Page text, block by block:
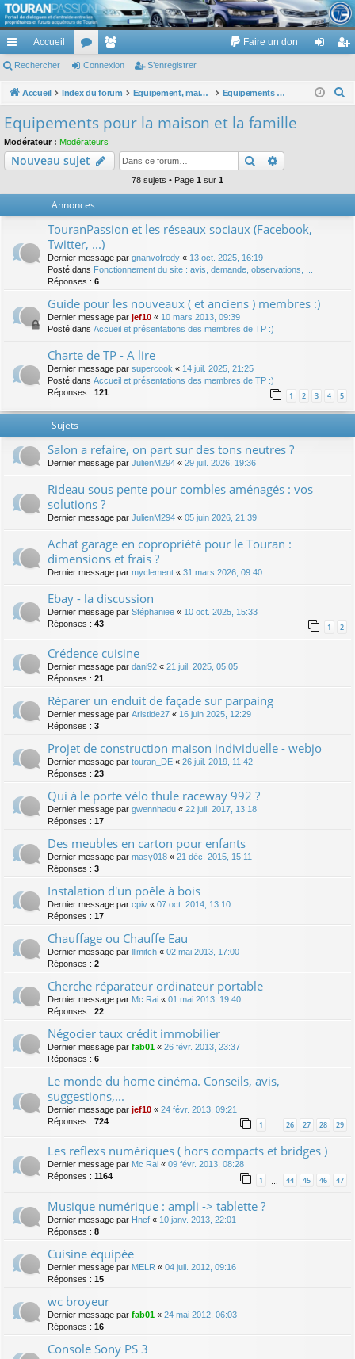
TouranPassion
Le forum des propriétaires ou futurs acquéreurs du Volkswagen Touran
cc
ès
pi
de
Accueil
or
u
e
m
Faire un don
ne nr
Rechercher Connexion S’enregistrer
Accueil Index du forum Equipement, maison, famille, passion, hobby, détente, ... Equipements pour la maison et la famille
c
Equipements pour la maison et la famille
Modérateur : Modérateurs
Nouveau sujet Rechercher
78 sujets • Page 1 sur 1
Annonces
TouranPassion et les réseaux sociaux (Facebook,
Twitter, ...)
Dernier message par gnanvofredy « 13 oct. 2025, 16:19
Posté dans Fonctionnement du site : avis, demande, observations, ...
Réponses : 6
Guide pour les nouveaux ( et anciens ) membres :)
Dernier message par jef10 « 10 mars 2013, 09:39
Posté dans Accueil et présentations des membres de TP :)
Charte de TP - A lire
Dernier message par supercook « 14 juil. 2025, 21:25
Posté dans Accueil et présentations des membres de TP :)
Réponses : 121 1 2 3 4 5
Sujets
Salon a refaire, on part sur des tons neutres ?
Dernier message par JulienM294 « 29 juil. 2026, 19:36
Rideau sous pente pour combles aménagés : vos
solutions ?
Dernier message par JulienM294 « 05 juin 2026, 21:39
Achat garage en copropriété pour le Touran :
dimensions et frais ?
Dernier message par myclement « 31 mars 2026, 09:40
Ebay - la discussion
Dernier message par Stéphaniee « 10 oct. 2025, 15:33
Réponses : 43 1 2
Crédence cuisine
Dernier message par dani92 « 21 juil. 2025, 05:05
Réponses : 21
Réparer un enduit de façade sur parpaing
Dernier message par Aristide27 « 16 juin 2025, 12:29
Réponses : 3
Projet de construction maison individuelle - webjo
Dernier message par touran_DE « 26 juil. 2019, 11:42
Réponses : 23
Qui à le porte vélo thule raceway 992 ?
Dernier message par gwennhadu « 22 juil. 2017, 13:18
Réponses : 17
Des meubles en carton pour enfants
Dernier message par masy018 « 21 déc. 2015, 15:11
Réponses : 3
Instalation d'un poêle à bois
Dernier message par cpiv « 07 oct. 2014, 13:10
Réponses : 17
Chauffage ou Chauffe Eau
Dernier message par lllmitch « 02 mai 2013, 17:00
Réponses : 2
Cherche réparateur ordinateur portable
Dernier message par Mc Rai « 01 mai 2013, 19:40
Réponses : 22
Négocier taux crédit immobilier
Dernier message par fab01 « 26 févr. 2013, 23:37
Réponses : 6
Le monde du home cinéma. Conseils, avis,
suggestions,...
Dernier message par jef10 « 24 févr. 2013, 09:21
Réponses : 724 1 … 26 27 28 29
Les reflexs numériques ( hors compacts et bridges )
Dernier message par Mc Rai « 09 févr. 2013, 08:28
Réponses : 1164 1 44 45 46 47
Musique numérique : ampli -> tablette ?
Dernier message par Hncf « 10 janv. 2013, 22:01
Réponses : 8
Cuisine équipée
Dernier message par MELR « 04 juil. 2012, 09:16
Réponses : 15
wc broyeur
Dernier message par fab01 « 24 mai 2012, 06:03
Réponses : 16
Console Sony PS 3